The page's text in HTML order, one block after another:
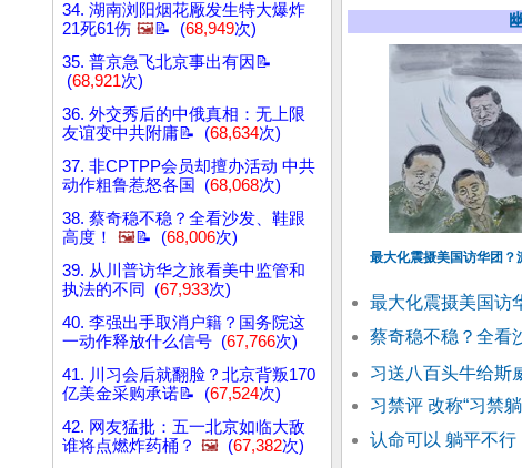
34. 湖南浏阳烟花厰发生特大爆炸
21死61伤 🖼️📝 (68,949次)
35. 普京急飞北京事出有因📝
(68,921次)
36. 外交秀后的中俄真相：无上限
友谊变中共附庸📝 (68,634次)
37. 非CPTPP会员却擅办活动 中共
动作粗鲁惹怒各国 (68,068次)
38. 蔡奇稳不稳？全看沙发、鞋跟
高度！
🖼️📝 (68,006次)
39. 从川普访华之旅看美中监管和
执法的不同 (67,933次)
40. 李强出手取消户籍？国务院这
一动作释放什么信号 (67,766次)
41. 川习会后就翻脸？北京背叛170
亿美金采购承诺📝 (67,524次)
42. 网友猛批：五一北京如临大敌
谁将点燃炸药桶？ 🖼️ (67,382次)
最大化震摄美国访华团？
最大化震摄美国访
蔡奇稳不稳？全看
习送八百头牛给斯
习禁评 改称“习禁
认命可以 躺平不行